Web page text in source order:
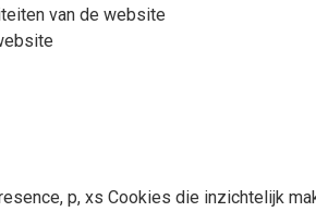
van de website
p, xs Cookies die inzichtelijk